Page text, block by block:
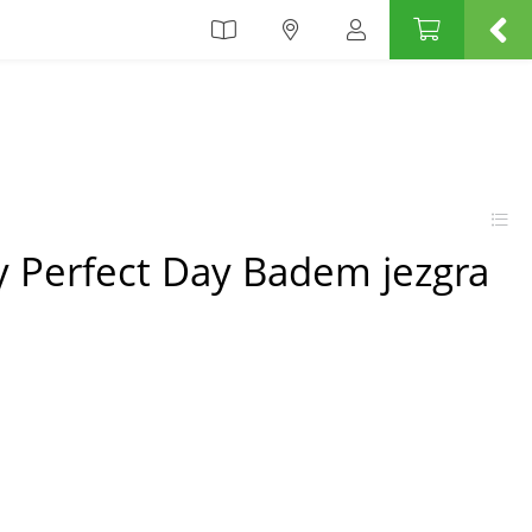
Perfect Day Badem jezgra